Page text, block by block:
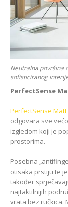
Neutralna površina
sofisticiranog
PerfectSense
PerfectSense Matt
odgovara sve
izgledom koji je
prostorima.
Posebna
otisaka prstiju te
također
najtaktilnijih
vrata bez ručkica.